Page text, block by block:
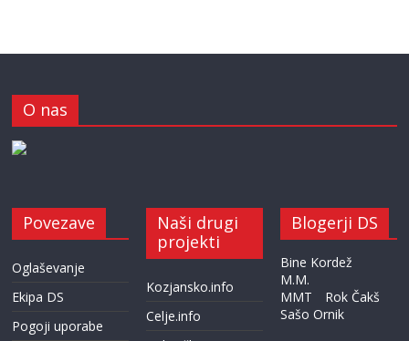
O nas
Povezave
Oglaševanje
Ekipa DS
Pogoji uporabe
Naši drugi
projekti
Kozjansko.info
Celje.info
Blogerji DS
Bine Kordež
M.M.
MMT
Rok Čakš
Sašo Ornik